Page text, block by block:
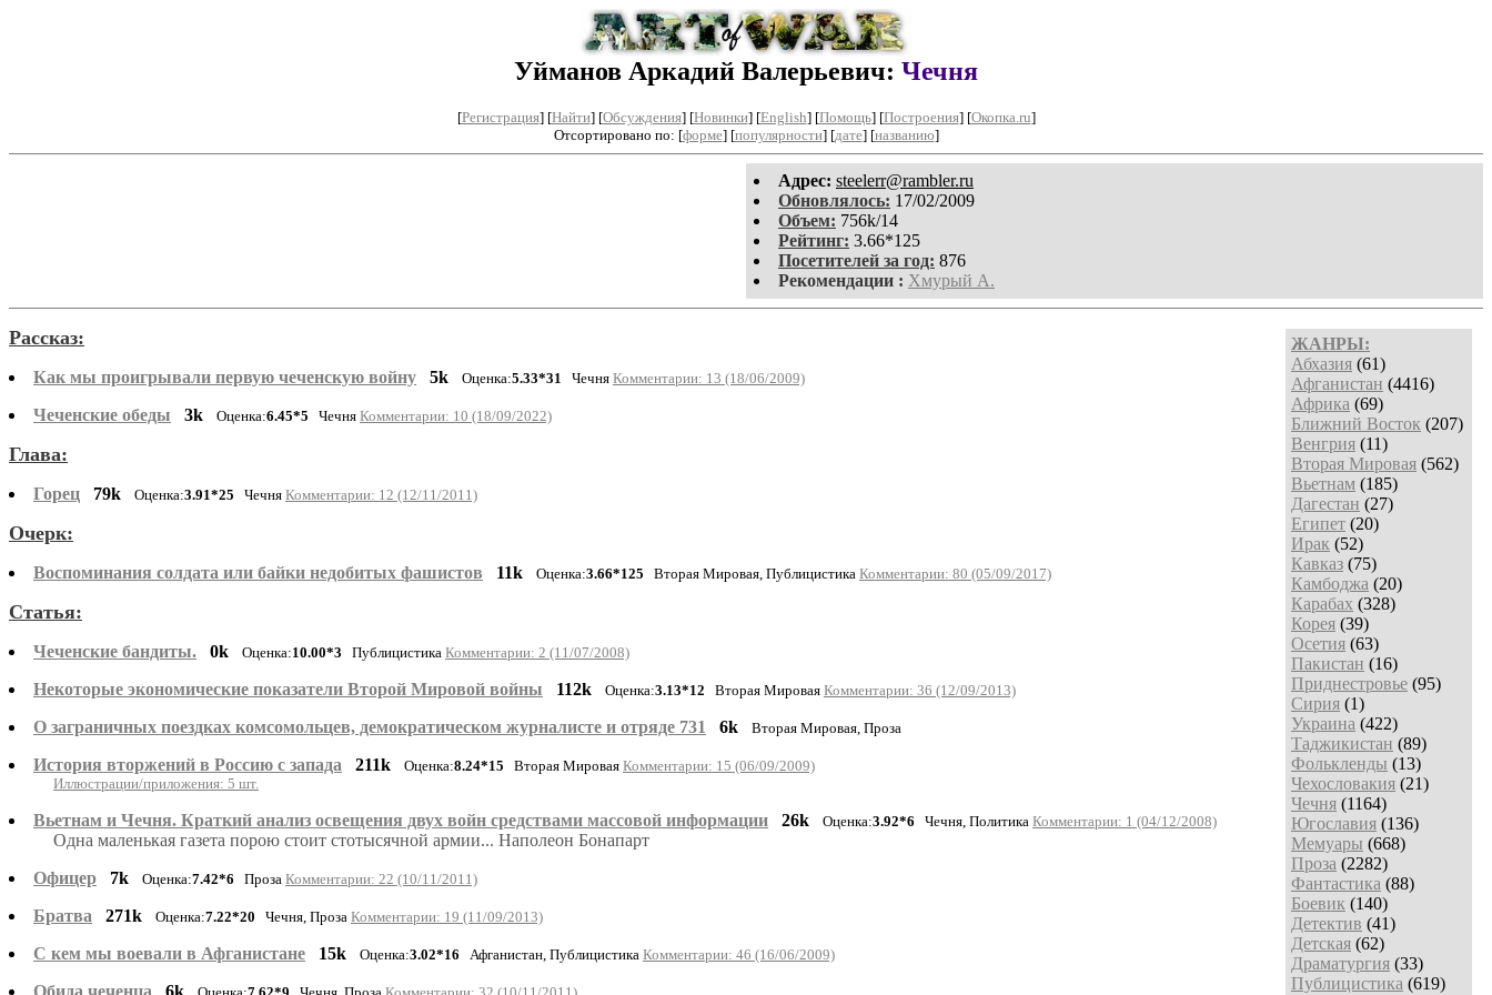
Уйманов Аркадий Валерьевич: Чечня
[Регистрация] [Найти] [Обсуждения] [Новинки] [English] [Помощь] [Построения] [Окопка.ru]
Отсортировано по: [форме] [популярности] [дате] [названию]
Aдpeс: steelerr@rambler.ru
Обновлялось: 17/02/2009
Объем: 756k/14
Рейтинг: 3.66*125
Посетителей за год: 876
Рекомендации : Хмурый А.
ЖАНРЫ:
Абхазия (61)
Афганистан (4416)
Африка (69)
Ближний Восток (207)
Венгрия (11)
Вторая Мировая (562)
Вьетнам (185)
Дагестан (27)
Египет (20)
Ирак (52)
Кавказ (75)
Камбоджа (20)
Карабах (328)
Корея (39)
Осетия (63)
Пакистан (16)
Приднестровье (95)
Сирия (1)
Украина (422)
Таджикистан (89)
Фолькленды (13)
Чехословакия (21)
Чечня (1164)
Югославия (136)
Мемуары (668)
Проза (2282)
Фантастика (88)
Боевик (140)
Детектив (41)
Детская (62)
Драматургия (33)
Публицистика (619)
Рассказ:
Как мы проигрывали первую чеченскую войну 5k Оценка:5.33*31 Чечня Комментарии: 13 (18/06/2009)
Чеченские обеды 3k Оценка:6.45*5 Чечня Комментарии: 10 (18/09/2022)
Глава:
Горец 79k Оценка:3.91*25 Чечня Комментарии: 12 (12/11/2011)
Очерк:
Воспоминания солдата или байки недобитых фашистов 11k Оценка:3.66*125 Вторая Мировая, Публицистика Комментарии: 80 (05/09/2017)
Статья:
Чеченские бандиты. 0k Оценка:10.00*3 Публицистика Комментарии: 2 (11/07/2008)
Некоторые экономические показатели Второй Мировой войны 112k Оценка:3.13*12 Вторая Мировая Комментарии: 36 (12/09/2013)
О заграничных поездках комсомольцев, демократическом журналисте и отряде 731 6k Вторая Мировая, Проза
История вторжений в Россию с запада 211k Оценка:8.24*15 Вторая Мировая Комментарии: 15 (06/09/2009)
Иллюстрации/приложения: 5 шт.
Вьетнам и Чечня. Краткий анализ освещения двух войн средствами массовой информации 26k Оценка:3.92*6 Чечня, Политика Комментарии: 1 (04/12/2008)
Одна маленькая газета порою стоит стотысячной армии... Наполеон Бонапарт
Офицер
7k Оценка:7.42*6 Проза Комментарии: 22 (10/11/2011)
Братва 271k Оценка:7.22*20 Чечня, Проза Комментарии: 19 (11/09/2013)
С кем мы воевали в Афганистане 15k Оценка:3.02*16 Афганистан, Публицистика Комментарии: 46 (16/06/2009)
Обида чеченца 6k